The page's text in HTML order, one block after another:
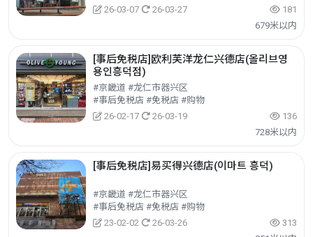
26-03-07
26-03-27
181
679米以内
[事后免税店]欧利芙洋龙仁兴德店(올리브영
용인흥덕점)
#京畿道 #龙仁市器兴区
#事后免税店 #免税店 #购物
26-02-17
26-03-19
136
728米以内
[事后免税店]易买得兴德店(이마트 흥덕)
#京畿道 #龙仁市器兴区
#事后免税店 #免税店 #购物
23-02-02
26-03-26
313